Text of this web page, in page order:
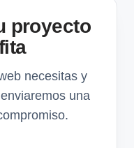
proyecto
necesitas y
una